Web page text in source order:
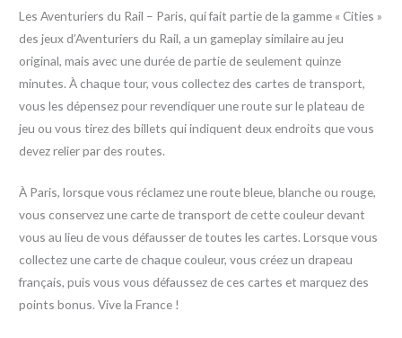
Les Aventuriers du Rail – Paris, qui fait partie de la gamme « Cities »
des jeux d’Aventuriers du Rail, a un gameplay similaire au jeu
original, mais avec une durée de partie de seulement quinze
minutes. À chaque tour, vous collectez des cartes de transport,
vous les dépensez pour revendiquer une route sur le plateau de
jeu ou vous tirez des billets qui indiquent deux endroits que vous
devez relier par des routes.
À Paris, lorsque vous réclamez une route bleue, blanche ou rouge,
vous conservez une carte de transport de cette couleur devant
vous au lieu de vous défausser de toutes les cartes. Lorsque vous
collectez une carte de chaque couleur, vous créez un drapeau
français, puis vous vous défaussez de ces cartes et marquez des
points bonus. Vive la France !